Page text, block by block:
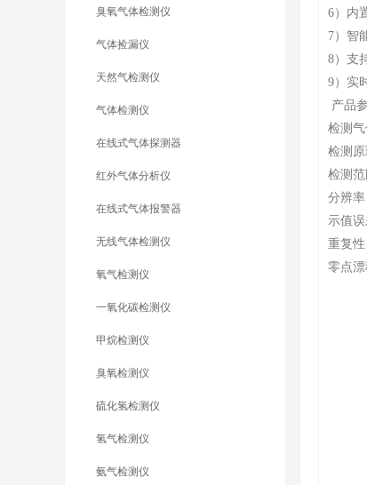
臭氧气体检测仪
气体捡漏仪
天然气检测仪
气体检测仪
在线式气体探测器
红外气体分析仪
在线式气体报警器
无线气体检测仪
氧气检测仪
一氧化碳检测仪
甲烷检测仪
臭氧检测仪
硫化氢检测仪
氢气检测仪
氨气检测仪
6）内
7）智
8）支
9）实
产品
检测
检测
检测范
分辨率
示值
重复
零点